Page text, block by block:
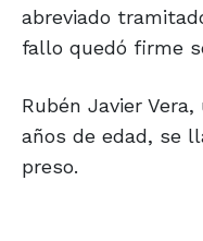
abreviado
fallo quedó firme
Rubén Javier
años de edad, se
preso.